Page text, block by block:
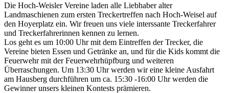
Die Hoch-Weisler Vereine laden alle Liebhaber alter
Landmaschienen zum ersten Treckertreffen nach Hoch-Weisel auf
den Hoyerplatz ein. Wir freuen uns viele interssante Treckerfahrer
und Treckerfahrerinnen kennen zu lernen.
Los geht es um 10:00 Uhr mit dem Eintreffen der Trecker, die
Vereine bieten Essen und Getränke an, und für die Kids kommt die
Feuerwehr mit der Feuerwehrhüpfburg und weiteren
Überraschungen. Um 13:30 Uhr werden wir eine kleine Ausfahrt
am Hausberg durchführen um ca. 15:30 -16:00 Uhr werden die
Gewinner unsers kleinen Kontests prämieren.